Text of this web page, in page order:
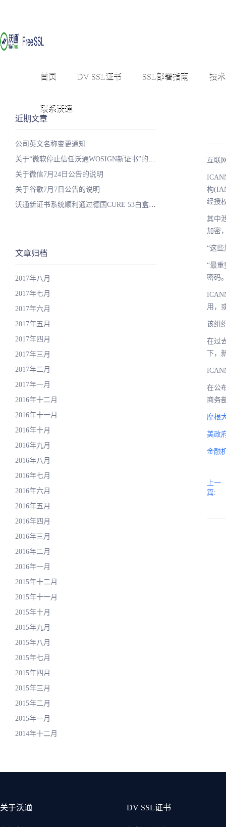
首页 DV SSL证书 SSL部署指南 技
联系沃通
近期文章
公司英文名称变更通知
关于“微软停止信任沃通WOSIGN新证书”的说明
关于微信7月24日公告的说明
关于谷歌7月7日公告的说明
沃通新证书系统顺利通过德国CURE 53白盒子安全测试
文章归档
2017年八月
2017年七月
2017年六月
2017年五月
2017年四月
2017年三月
2017年二月
2017年一月
2016年十二月
2016年十一月
2016年十月
2016年九月
2016年八月
2016年七月
2016年六月
2016年五月
2016年四月
2016年三月
2016年二月
2016年一月
2015年十二月
2015年十一月
2015年十月
2015年九月
2015年八月
2015年七月
2015年四月
2015年三月
2015年二月
2015年一月
2014年十二月
互联
构
经授
其中
加密
“这
“最
密码
用，
该组
在过
下，
在公
商务
摩根
美政
金融
上一
篇:
关于沃通 DV SSL证书